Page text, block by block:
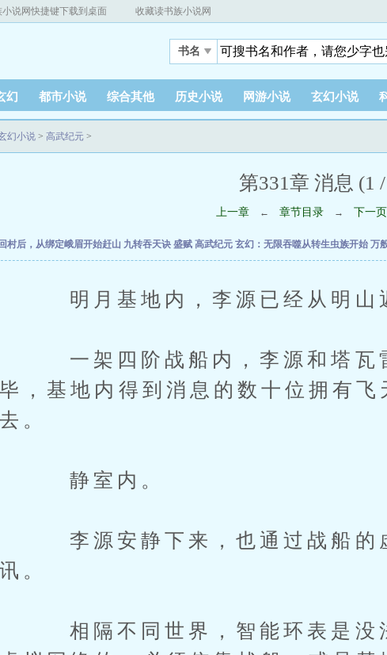
说网快捷键下载到桌面 收藏读书族小说网
书名
幻 都市小说 综合其他 历史小说 网游小说 玄幻小说
幻小说 > 高武纪元 >
第331章 消息 (1
上一章 ← 章节目录 → 下一页
回村后，从绑定峨眉开始赶山 九转吞天诀 盛赋 高武纪元 玄幻：无限吞噬从转生虫族开始 万
明月基地内，李源已经从明山
一架四阶战船内，李源和塔瓦雷
毕，基地内得到消息的数十位拥有飞
去。
静室内。
李源安静下来，也通过战船的
讯。
相隔不同世界，智能环表是没法